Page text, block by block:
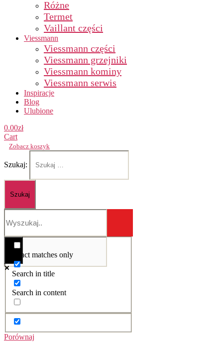
Różne
Termet
Vaillant części
Viessmann
Viessmann części
Viessmann grzejniki
Viessmann kominy
Viessmann serwis
Inspiracje
Blog
Ulubione
0.00zł
Cart
Zobacz koszyk
Szukaj:
Exact matches only
Search in title
Search in content
Porównaj